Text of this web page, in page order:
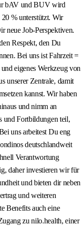
bAV und BUV wird
% unterstützt. Wir
neue Job-Perspektiven.
Respekt, den Du
Bei uns ist Fahrzeit =
eigenes Werkzeug von
unserer Zentrale, damit
kannst. Wir haben
und nimm an
und Fortbildungen teil,
uns arbeitest Du eng
deutschlandweit
Verantwortung
daher investieren wir für
und bieten dir neben
und weiteren
Benefits auch eine
zu nilo.health, einer